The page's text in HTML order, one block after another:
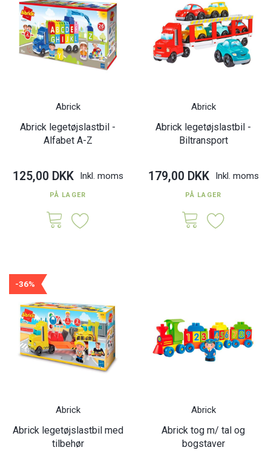
Abrick
Abrick legetøjslastbil -
Alfabet A-Z
125,00 DKK Inkl. moms
PÅ LAGER
Abrick
Abrick legetøjslastbil -
Biltransport
179,00 DKK Inkl. moms
PÅ LAGER
-36%
Abrick
Abrick legetøjslastbil med
tilbehør
Abrick
Abrick tog m/ tal og
bogstaver